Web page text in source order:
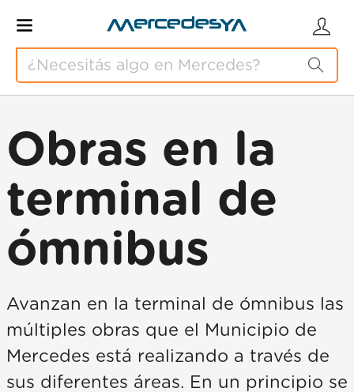
Obras en la
terminal de
ómnibus
Avanzan en la terminal de ómnibus las
múltiples obras que el Municipio de
Mercedes está realizando a través de
sus diferentes áreas. En un principio se